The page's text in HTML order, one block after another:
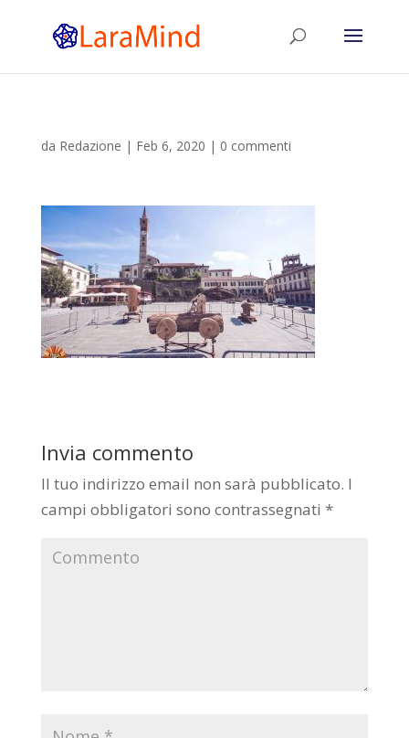
da Redazione | Feb 6, 2020 | 0 commenti
Invia commento
Il tuo indirizzo email non sarà pubblicato. I
campi obbligatori sono contrassegnati *